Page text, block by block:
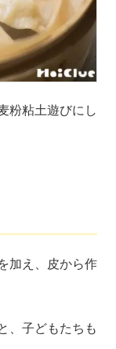
粉粘土遊びにし
加え、皮から作
、子どもたちも